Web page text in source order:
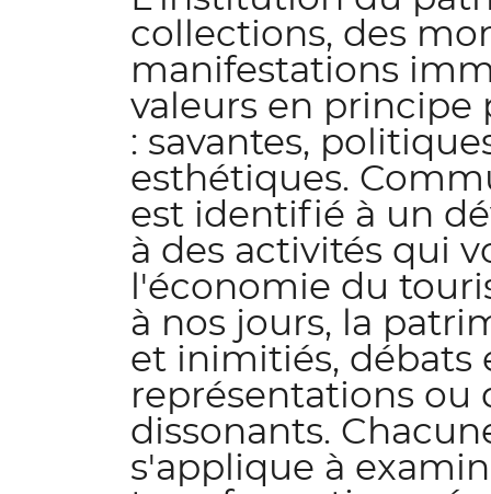
collections, des
manifestations
valeurs en principe
: savantes,
esthétiques.
est identifié à un
à des activités qui
l'économie du
à nos jours, la
et inimitiés, débats
représentations ou
dissonants.
s'applique à